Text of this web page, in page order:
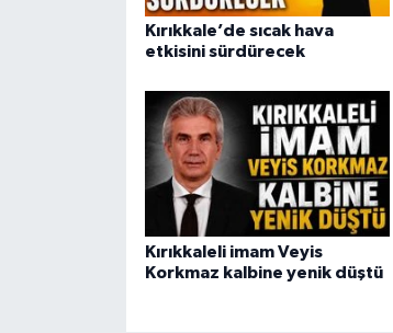
Kırıkkale’de sıcak hava
etkisini sürdürecek
Kırıkkaleli imam Veyis
Korkmaz kalbine yenik düştü